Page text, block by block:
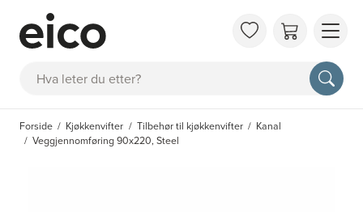
Søk
OM
FAQ
Forside Kjøkkenvifter Tilbehør til kjøkkenvifter
Kanal
Veggjennomføring 90x220, Steel